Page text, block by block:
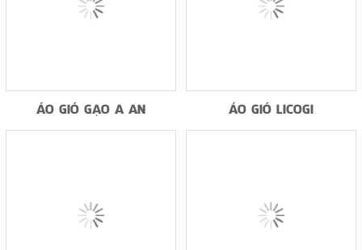
ÁO GIÓ GẠO A AN ÁO GIÓ LICOGI